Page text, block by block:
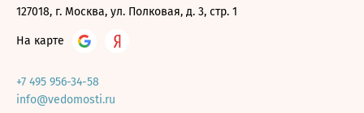
127018, г. Москва, ул. Полковая, д. 3, стр. 1
На карте
+7 495 956-34-58
info@vedomosti.ru